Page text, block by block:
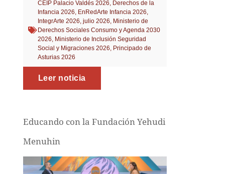
CEIP Palacio Valdés 2026, Derechos de la
Infancia 2026, EnRedArte Infancia 2026,
IntegrArte 2026, julio 2026, Ministerio de
Derechos Sociales Consumo y Agenda 2030
2026, Ministerio de Inclusión Seguridad
Social y Migraciones 2026, Principado de
Asturias 2026
Leer noticia
Educando con la Fundación Yehudi
Menuhin